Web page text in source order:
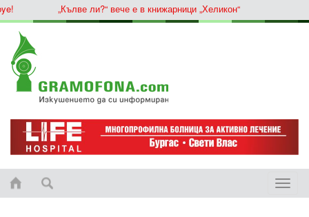
„Кълве ли?“ вече е в книжарници „Хеликон“
Toggle